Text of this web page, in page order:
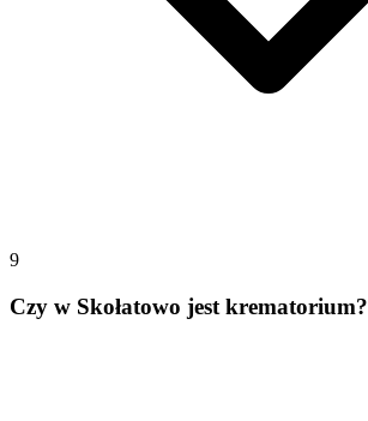
9
Czy w Skołatowo jest krematorium?